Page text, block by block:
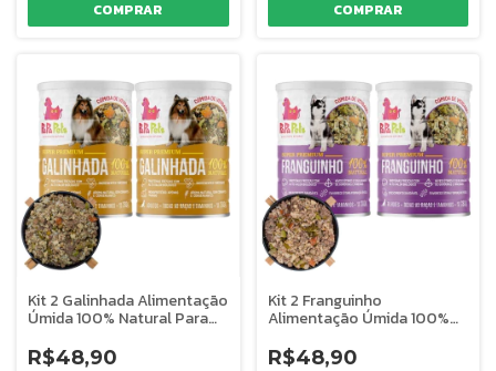
Kit 2 Galinhada Alimentação
Úmida 100% Natural Para
PapaPets
R$48,90
Kit 2 Franguinho
Alimentação Úmida 100%
PapaPets
R$48,90